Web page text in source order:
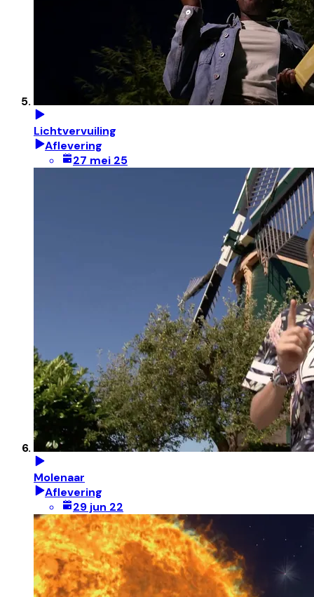
Lichtvervuiling
Aflevering
27 mei 25
Molenaar
Aflevering
29 jun 22